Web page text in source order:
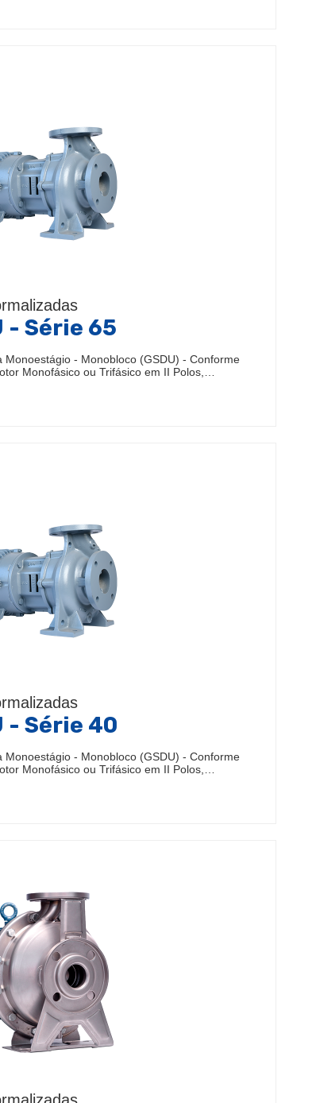
- Série 65
- Monobloco (GSDU) - Conforme
Monofásico ou Trifásico em II Polos,…
- Série 40
- Monobloco (GSDU) - Conforme
Monofásico ou Trifásico em II Polos,…